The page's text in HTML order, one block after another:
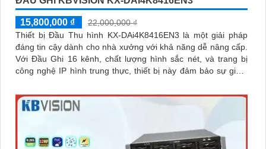
15,800,000 ₫
22,000,000 ₫
Thiết bị Đầu Thu hình KX-DAi4K8416EN3 là một giải pháp
đáng tin cậy dành cho nhà xưởng với khả năng dễ nâng cấp.
Với Đầu Ghi 16 kênh, chất lượng hình sắc nét, và trang bị
công nghệ IP hình trung thực, thiết bị này đảm bảo sự giám